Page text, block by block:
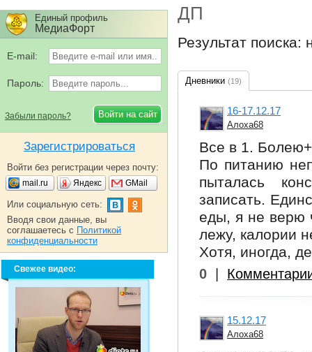
ДП
Результат
Дневники (19)
16-17.12.17
Алоха68
Все в 1.
По питанию
пыталась
записать.
еды, я не верю
лежу, калории
Хотя, иногда,
0
15.12.17
Алоха68
Единый профиль
МедиаФорт
E-mail:
Пароль:
Забыли пароль?
Зарегистрироваться
Войти без регистрации через почту:
mail.ru Яндекс GMail
Или социальную сеть:
Вводя свои данные, вы
соглашаетесь с Политикой
конфиденциальности
Свежее видео: